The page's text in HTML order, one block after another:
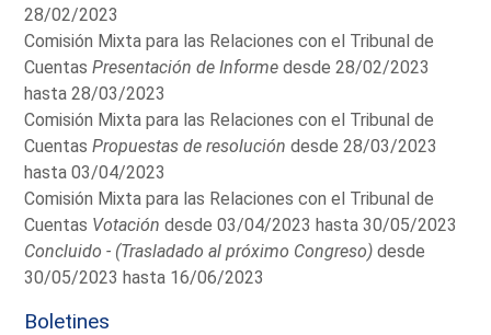
28/02/2023
Comisión Mixta para las Relaciones con el Tribunal de
CuentasPresentación de Informe desde 28/02/2023
hasta 28/03/2023
Comisión Mixta para las Relaciones con el Tribunal de
CuentasPropuestas de resolución desde 28/03/2023
hasta 03/04/2023
Comisión Mixta para las Relaciones con el Tribunal de
Cuentas Votación desde 03/04/2023 hasta 30/05/2023
Concluido - (Trasladado al próximo Congreso) desde
30/05/2023 hasta 16/06/2023
Boletines